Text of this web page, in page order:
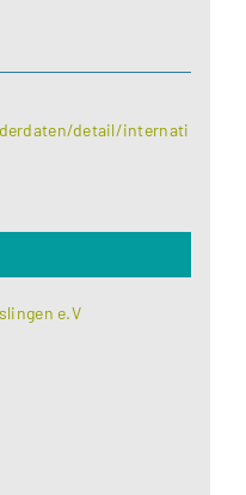
detail/internati
e.V